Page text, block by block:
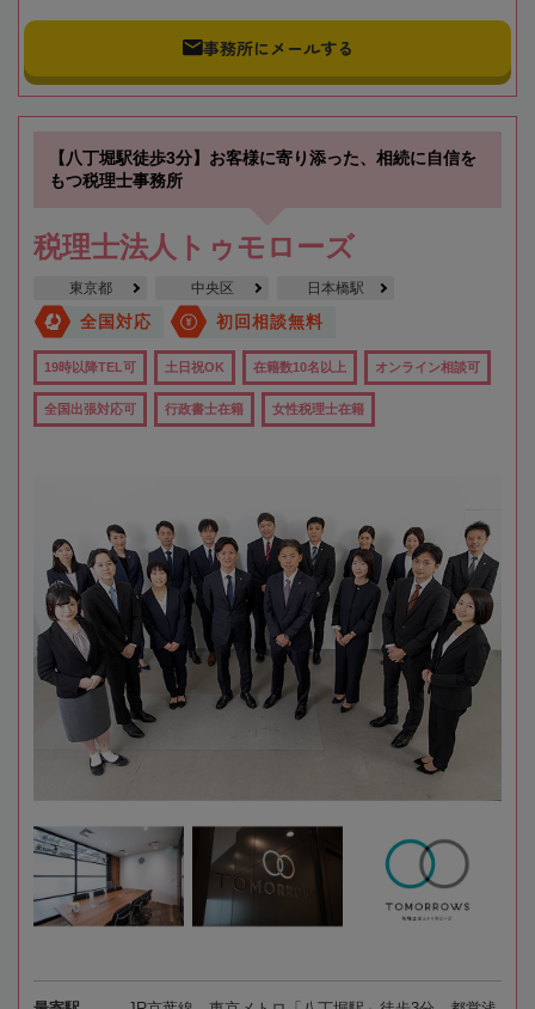
事務所にメールする
【八丁堀駅徒歩3分】お客様に寄り添った、相続に自信を
もつ税理士事務所
税理士法人トゥモローズ
東京都 中央区 日本橋駅
全国対応 初回相談無料
19時以降TEL可 土日祝OK 在籍数10名以上 オンライン相談可
全国出張対応可 行政書士在籍 女性税理士在籍